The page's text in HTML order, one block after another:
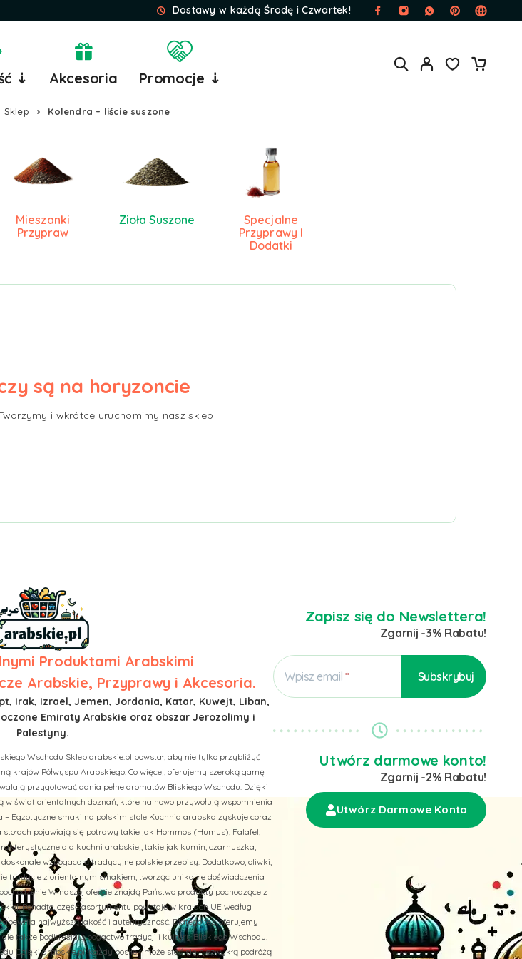
Dostawy w każdą Środę i Czwartek!
⇣ Akcesoria Promocje ⇣
Sklep Kolendra – liście suszone
Mieszanki
Przypraw
Zioła Suszone
Specjalne
Przyprawy I
Dodatki
są na horyzoncie
i wkrótce uruchomimy nasz sklep!
Produktami Arabskimi
Arabskie, Przyprawy i Akcesoria.
Irak, Izrael, Jemen, Jordania, Katar, Kuwejt, Liban,
Emiraty Arabskie oraz obszar Jerozolimy i
Palestyny.
Wschodu Sklep arabskie.pl powstał, aby nie tylko przybliżyć
krajów Półwyspu Arabskiego. Co więcej, oferujemy szeroką gamę
przygotować dania pełne aromatów Bliskiego Wschodu. Dzięki
świat orientalnych doznań, które na nowo przywołują wspomnienia
Egzotyczne smaki na polskim stole Kuchnia arabska zyskuje coraz
pojawiają się potrawy takie jak Hommos (Humus), Falafel,
dla kuchni arabskiej, takie jak kumin, czarnuszka,
wzbogacają tradycyjne polskie przepisy. Dodatkowo, oliwki,
tradycje z orientalnym smakiem, tworząc unikalne doświadczenia
W naszej ofercie znajdą Państwo produkty pochodzące z
Ponadto, część asortymentu powstaje w krajach UE według
najwyższą jakość i autentyczność. Dlatego też, oferujemy
także podkreślają bogactwo tradycji i kultury Bliskiego Wschodu.
Dzięki arabskie.pl, każdy posiłek może stać się niezwykłą podróżą
Zapisz się do Newslettera!
Zgarnij -3% Rabatu!
Wpisz email
Utwórz darmowe konto!
Zgarnij -2% Rabatu!
Utwórz Darmowe Konto